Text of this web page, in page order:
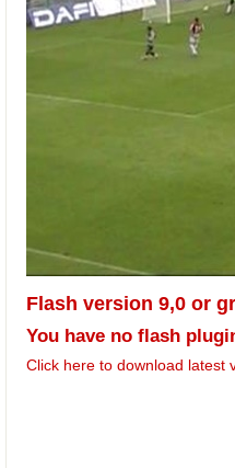
Flash version 9,0 or
You have no flash
Click here to download latest